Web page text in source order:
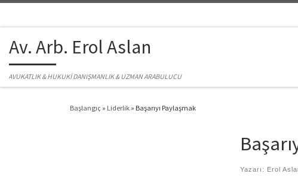
Av. Arb. Erol Aslan
AVUKATLIK & HUKUKİ DANIŞMANLIK & UZMAN ARABULUCU
Başlangıç » Liderlik » Başarıyı Paylaşmak
Yazarı: Erol